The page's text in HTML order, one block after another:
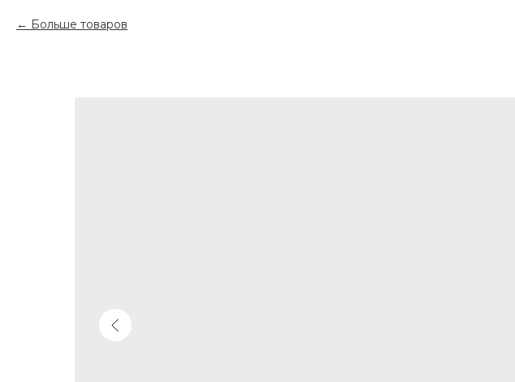
Больше товаров